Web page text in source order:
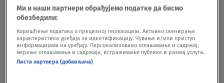
karijere Lenarda: Meč kakav nikad pre nije
KOŠARKA29.12.25.
Ми и наши партнери обрађујемо податке да бисмо
обезбедили:
Коришћење података о прецизној геолокацији. Активно скенирање
карактеристика уређаја за идентификацију. Чување и/или приступ
информацијама на уређају. Персонализовано оглашавање и садржај,
мерење оглашавања и садржаја, истраживање публике и развој услуга.
Листа партнера (добављача)